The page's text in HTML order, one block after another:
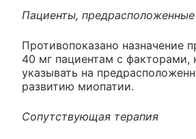
Пациенты,
Противопоказано назначение
40 мг пациентам с факторами,
указывать на
развитию миопатии.
Сопутствующая терапия